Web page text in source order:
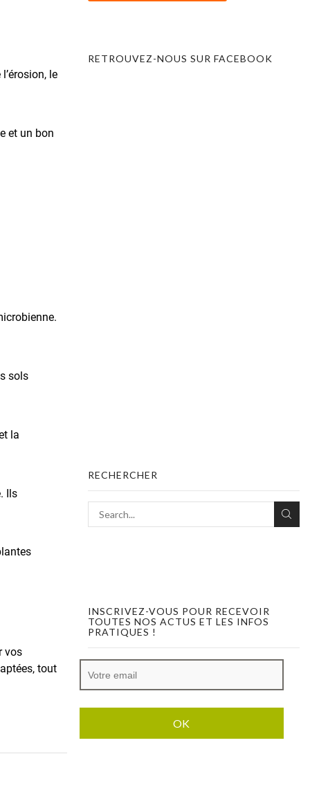
le
et un bon
sols
la
Ils
vos
tout
RETROUVEZ-NOUS SUR FACEBOOK
RECHERCHER
INSCRIVEZ-VOUS POUR RECEVOIR
TOUTES NOS ACTUS ET LES INFOS
PRATIQUES !